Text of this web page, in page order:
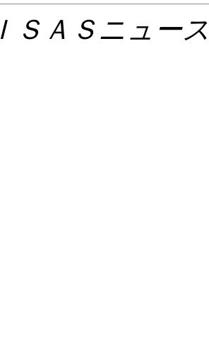
ＩＳＡＳニュー